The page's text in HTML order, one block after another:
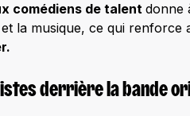
comédiens de talentdonne
la musique, ce qui renforce
derrière la bande